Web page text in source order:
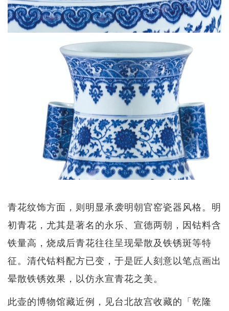
青花纹饰方面，则明显承袭明朝官窑瓷器风格。明
初青花，尤其是著名的永乐、宣德两朝，因钴料含
铁量高，烧成后青花往往呈现晕散及铁锈斑等特
征。清代钴料配方已变，于是匠人刻意以笔点画出
晕散铁锈效果，以仿永宣青花之美。
此壶的博物馆藏近例，见台北故宫收藏的「乾隆